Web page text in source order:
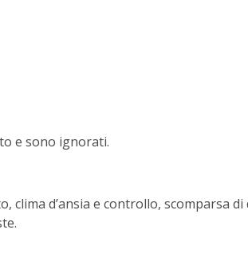
e sono ignorati.
clima d’ansia e controllo, scomparsa